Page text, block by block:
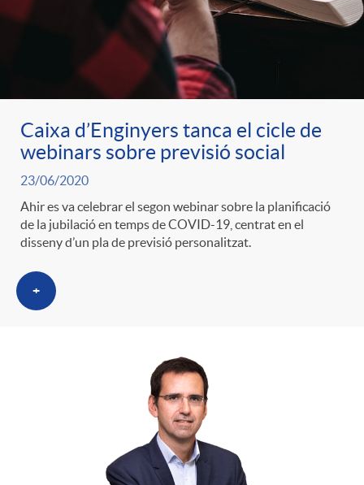
a
S
a
l
a
e
r
c
a
t
n
i
d
o
A
c
a
d
o
r
Caixa d’Enginyers tanca el cicle de
webinars sobre previsió social
23/06/2020
Ahir es va celebrar el segon webinar sobre la planificació
de la jubilació en temps de COVID-19, centrat en el
disseny d’un pla de previsió personalitzat.
+